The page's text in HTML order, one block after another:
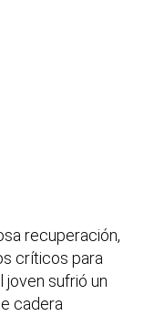
recuperación,
críticos para
joven sufrió un
cadera